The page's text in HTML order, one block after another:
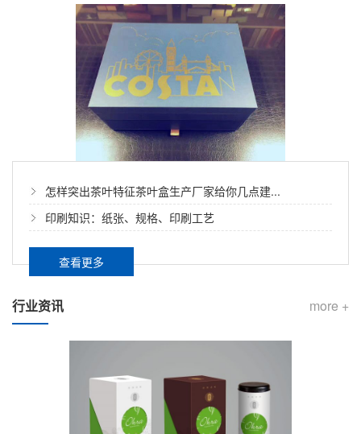
怎样突出茶叶特征茶叶盒生产厂家给你几点建...
印刷知识：纸张、规格、印刷工艺
查看更多
more +
行业资讯